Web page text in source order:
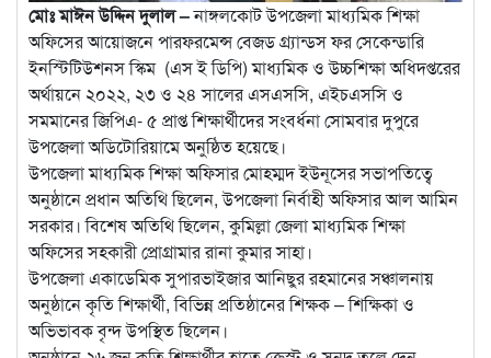
মোঃ মাঈন উদ্দিন দুলাল –নাঙ্গলকোট উপজেলা মাধ্যমিক শিক্ষা
অফিসের আয়োজনে পারফরমেন্স বেজড গ্র্যান্ডস ফর সেকেন্ডারি
ইনস্টিটিউশনস স্কিম (এস ই ডিপি) মাধ্যমিক ও উচ্চশিক্ষা অধিদপ্তরের
অর্থায়নে ২০২২, ২৩ ও ২৪ সালের এসএসসি, এইচএসসি ও
সমমানের জিপিএ- ৫ প্রাপ্ত শিক্ষার্থীদের সংবর্ধনা সোমবার দুপুরে
উপজেলা অডিটোরিয়ামে অনুষ্ঠিত হয়েছে।
উপজেলা মাধ্যমিক শিক্ষা অফিসার মোহম্মদ ইউনূসের সভাপতিত্বে
অনুষ্ঠানে প্রধান অতিথি ছিলেন, উপজেলা নির্বাহী অফিসার আল আমিন
সরকার। বিশেষ অতিথি ছিলেন, কুমিল্লা জেলা মাধ্যমিক শিক্ষা
অফিসের সহকারী প্রোগ্রামার রানা কুমার সাহা।
উপজেলা একাডেমিক সুপারভাইজার আনিছুর রহমানের সঞ্চালনায়
অনুষ্ঠানে কৃতি শিক্ষার্থী, বিভিন্ন প্রতিষ্ঠানের শিক্ষক – শিক্ষিকা ও
অভিভাবক বৃন্দ উপস্থিত ছিলেন।